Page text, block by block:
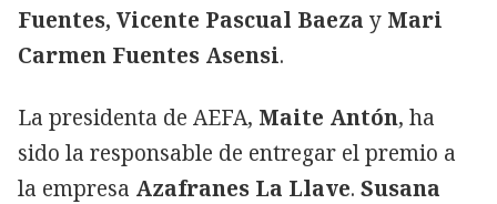
Fuentes, Vicente Pascual Baeza y Mari
Carmen Fuentes Asensi.
La presidenta de AEFA, Maite Antón, ha
sido la responsable de entregar el premio a
la empresa Azafranes La Llave. Susana